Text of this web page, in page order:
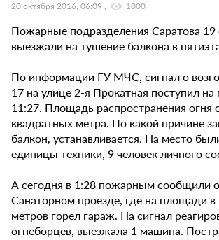
20 октября 2016, 06:09 1000
Пожарные подразделения Саратова 19
выезжали на тушение балкона в
По информации ГУ МЧС, сигнал о
17 на улице 2-я Прокатная поступил на
11:27. Площадь распространения огня
квадратных метра. По какой причине
балкон, устанавливается. На место
единицы техники, 9 человек личного
А сегодня в 1:28 пожарным сообщили
Санаторном проезде, где на площади
метров горел гараж. На сигнал
огнеборцев, выезжала 1 машина.